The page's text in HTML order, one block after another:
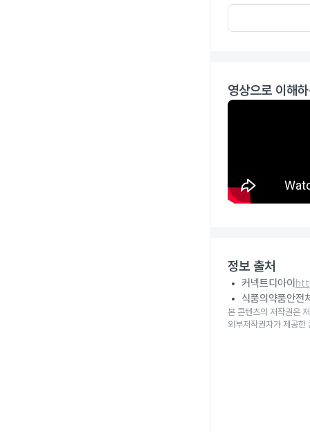
영상으로 이해
정보 출처
커넥트디아이
식품의약품안전
본 콘텐츠의 저작권은
외부저작권자가 제공한